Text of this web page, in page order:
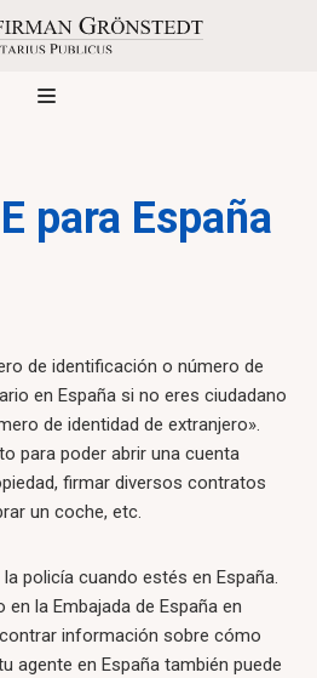
para España
de identificación o número de
en España si no eres ciudadano
de identidad de extranjero».
para poder abrir una cuenta
firmar diversos contratos
un coche, etc.
policía cuando estés en España.
la Embajada de España en
información sobre cómo
agente en España también puede